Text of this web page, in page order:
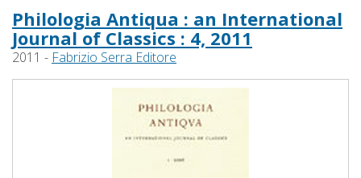
Philologia Antiqua : an International
Journal of Classics : 4, 2011
2011 - Fabrizio Serra Editore